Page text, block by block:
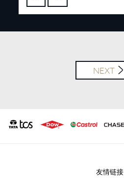
FACEBOOK
SHARE
NEXT
友情链接